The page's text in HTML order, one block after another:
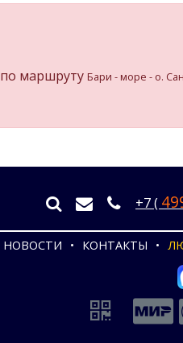
по маршруту Бари - море - о.
+7 (
НОВОСТИ КОНТАКТЫ